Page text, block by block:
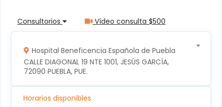
Consultorios Vídeo consulta $500
Hospital Beneficencia Española de Puebla
CALLE DIAGONAL 19 NTE 1001, JESÚS GARCÍA,
72090 PUEBLA, PUE.
Horarios disponibles